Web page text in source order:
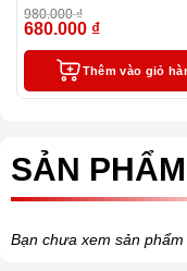
làm quà tặng sếp
980.000₫
680.000 ₫
Thêm vào giỏ
SẢN
Bạn chưa xem sản phẩm